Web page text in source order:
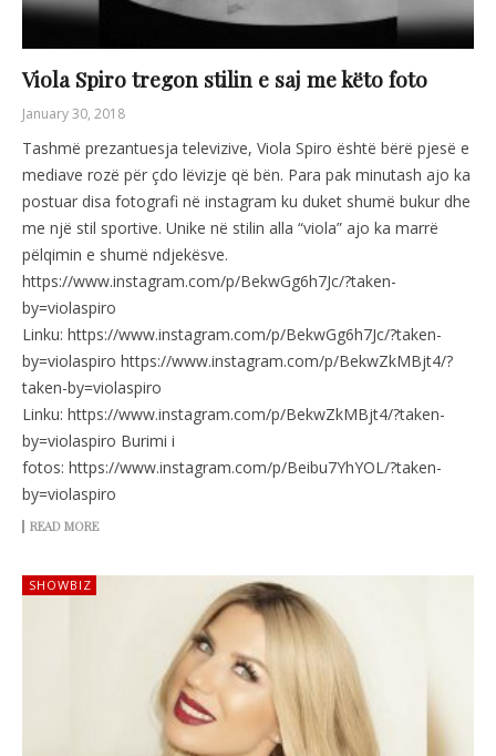
Viola Spiro tregon stilin e saj me këto foto
January 30, 2018
Tashmë prezantuesja televizive, Viola Spiro është bërë pjesë e
mediave rozë për çdo lëvizje që bën. Para pak minutash ajo ka
postuar disa fotografi në instagram ku duket shumë bukur dhe
me një stil sportive. Unike në stilin alla “viola” ajo ka marrë
pëlqimin e shumë ndjekësve.
https://www.instagram.com/p/BekwGg6h7Jc/?taken-
by=violaspiro
Linku: https://www.instagram.com/p/BekwGg6h7Jc/?taken-
by=violaspiro https://www.instagram.com/p/BekwZkMBjt4/?
taken-by=violaspiro
Linku: https://www.instagram.com/p/BekwZkMBjt4/?taken-
by=violaspiro Burimi i
fotos: https://www.instagram.com/p/Beibu7YhYOL/?taken-
by=violaspiro
READ MORE
SHOWBIZ